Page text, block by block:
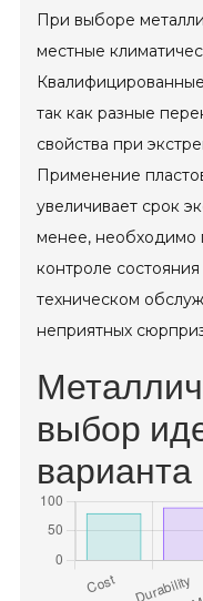
При выборе
местные
так как разные
свойства при
Применение
увеличивает срок
менее, необходимо
контроле
техническом
неприятных
выбор
варианта